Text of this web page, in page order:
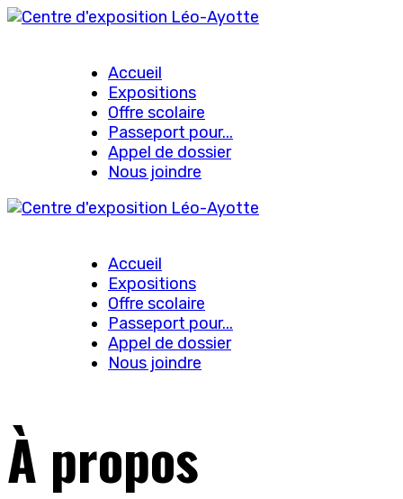
Accueil
Expositions
Offre scolaire
Passeport pour...
Appel de dossier
Nous joindre
Accueil
Expositions
Offre scolaire
Passeport pour...
Appel de dossier
Nous joindre
À propos